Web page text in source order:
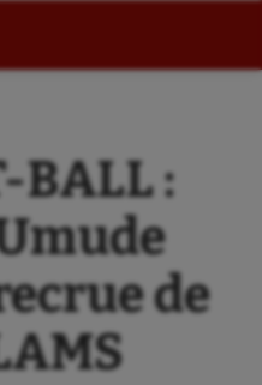
BALL :
de